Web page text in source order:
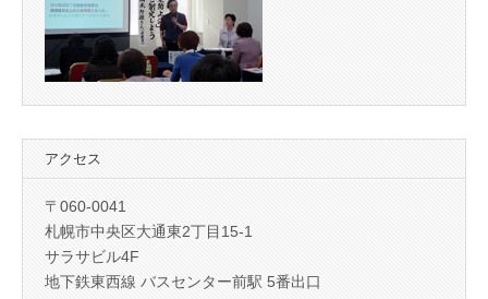
アクセス
〒060-0041
札幌市中央区大通東2丁目15-1
サラサビル4F
地下鉄東西線 バスセンター前駅 5番出口